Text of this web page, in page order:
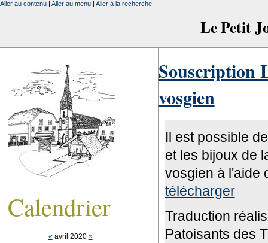
Le Petit
Aller au contenu | Aller au menu | Aller à la recherche
Souscription
vosgien
Il est possible
et les bijoux de
vosgien à l'aide
télécharger
Traduction
Patoisants des
Calendrier
« avril 2020 »